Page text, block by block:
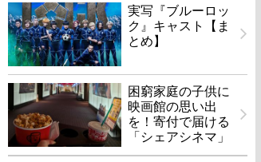
実写『ブルーロッ
ク』キャスト【ま
とめ】
困窮家庭の子供に
映画館の思い出
を！寄付で届ける
「シェアシネマ」